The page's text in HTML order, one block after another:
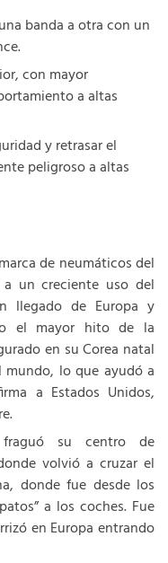
banda a otra con un
con mayor
a altas
y retrasar el
peligroso a altas
de neumáticos del
a un creciente uso del
llegado de Europa y
el mayor hito de la
en su Corea natal
mundo, lo que ayudó a
a Estados Unidos,
su centro de
volvió a cruzar el
donde fue desde los
a los coches. Fue
en Europa entrando